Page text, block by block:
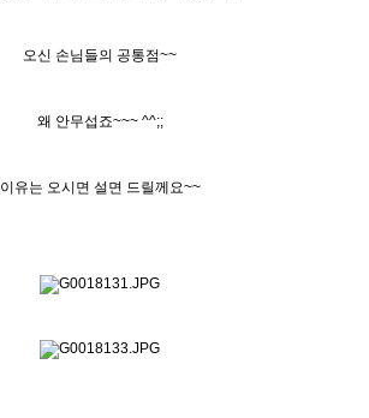
오신 손님들의 공통점~~
왜 안무섭죠~~~ ^^;;
이유는 오시면 설면 드릴께요~~